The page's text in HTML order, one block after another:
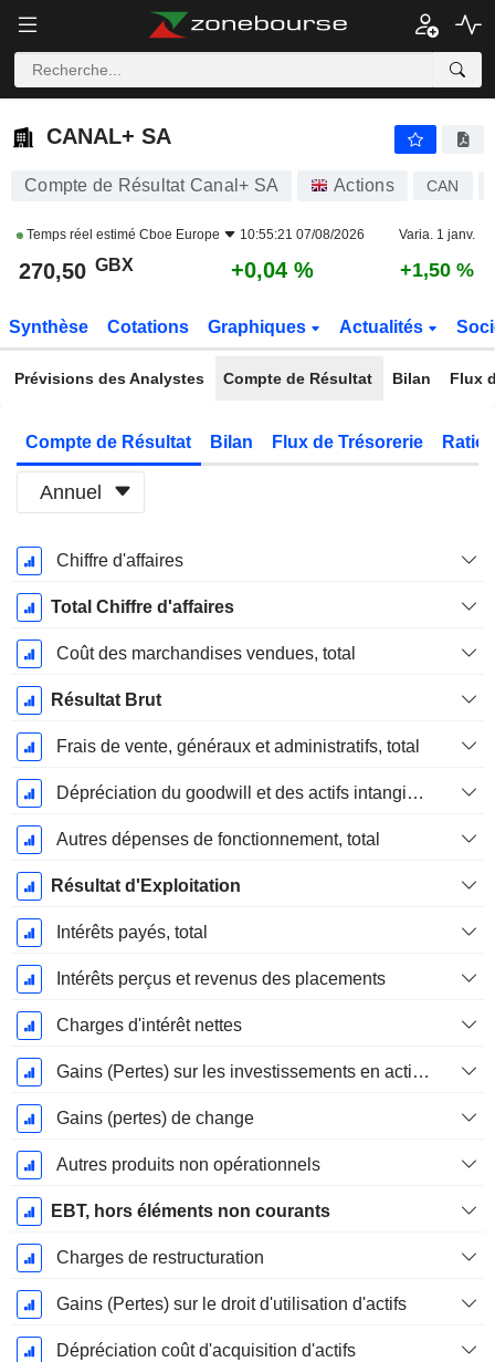
CANAL+ SA
CANAL+ SA
Compte de Résultat Canal+ SA Actions CAN
Temps réel estimé Cboe Europe 10:55:21 07/08/2026 Varia. 1 janv.
270,50 GBX +0,04 % +1,50 %
Synthèse Cotations Graphiques Actualités
Prévisions des Analystes Compte de Résultat Bilan Flux
Compte de Résultat Bilan Flux de Trésorerie
Annuel
Période
Fiscale:
Décembre
Chiffre d'affaires
Total Chiffre d'affaires
Coût des marchandises vendues, total
Résultat Brut
Frais de vente, généraux et administratifs, total
Dépréciation du goodwill et des actifs intangibles
Autres dépenses de fonctionnement, total
Résultat d'Exploitation
Intérêts payés, total
Intérêts perçus et revenus des placements
Charges d'intérêt nettes
Gains (Pertes) sur les investissements en actions
Gains (pertes) de change
Autres produits non opérationnels
EBT, hors éléments non courants
Charges de restructuration
Gains (Pertes) sur le droit d'utilisation d'actifs
Dépréciation coût d'acquisition d'actifs